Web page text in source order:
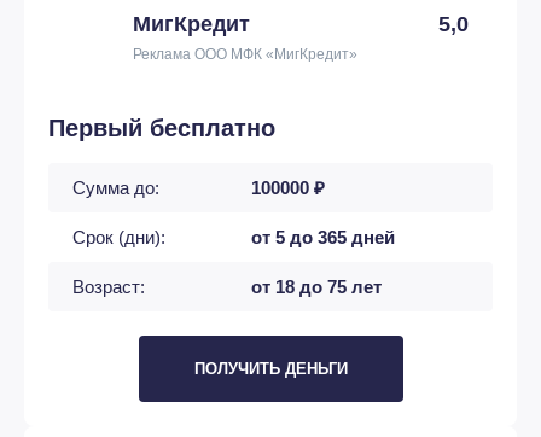
МигКредит 5,0
Реклама ООО МФК «МигКредит»
Первый бесплатно
Сумма до: 100000 ₽
Срок (дни): от 5 до 365 дней
Возраст: от 18 до 75 лет
ПОЛУЧИТЬ ДЕНЬГИ